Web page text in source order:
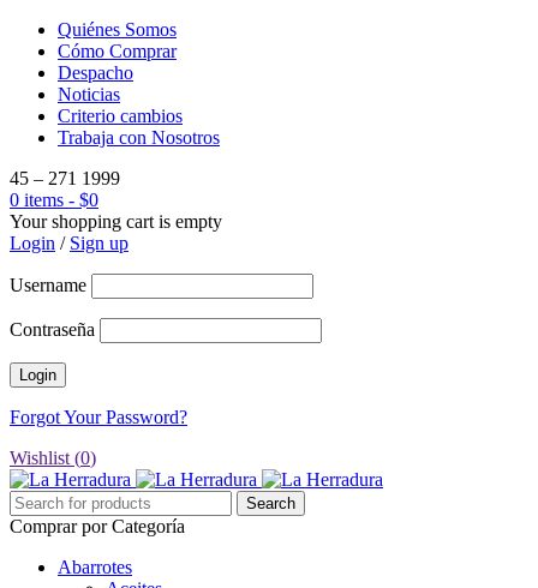
Quiénes Somos
Cómo Comprar
Despacho
Noticias
Criterio cambios
Trabaja con Nosotros
45 – 271 1999
0 items - $0
Your shopping cart is empty
Login / Sign up
Username
Contraseña
Forgot Your Password?
Wishlist (0)
Comprar por Categoría
Abarrotes